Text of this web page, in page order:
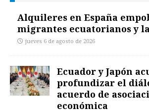
Alquileres en España
migrantes ecuatorianos y
jueves 6 de agosto de 2026
Ecuador y Japón
profundizar el
acuerdo de
económica